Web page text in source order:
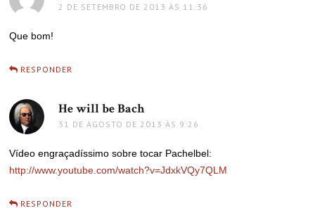
2 DE SETEMBRO DE 2013 ÀS 11:36
Que bom!
RESPONDER
He will be Bachdisse:
31 DE AGOSTO DE 2013 ÀS 9:26
Vídeo engraçadíssimo sobre tocar Pachelbel:
http://www.youtube.com/watch?v=JdxkVQy7QLM
RESPONDER